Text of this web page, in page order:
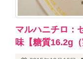
マルハニチロ：
味【糖質16.2g